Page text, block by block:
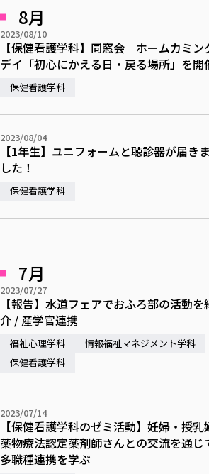
寄附の受け入れ
関連法人
教職員募集
役員・評議員一覧
キャンパス案内
公的資金等の不正使用の防止に関する基
研究活動における不正行為の防止等に関
大学広報誌「TFU Newsletter 東北福祉
初年次教育（リエゾンゼミⅠ）について
リエゾンゼミ・ナビ（テキスト等）
お役立ち情報（リンク集）
放射線モニタリング測定結果（国見キャ
中期事業計画
事業計画／財務・事業報告
大学評価
IR情報
学部・学科等設置計画履行状況報告書
保健看護学科
リハビリテーション学科
医療経営管理学科
情報福祉マネジメント学科
仏教専修科
大学院
大学院
総合福祉学研究科 社会福祉学専攻 博士
通信教育部
通信教育部
通信制大学院 総合福祉学研究科 福祉心
カリキュラム（学部・大学院）
学びの特徴
学びの特徴
ICT教育
実学臨床教育（総合福祉学部のみ履修可
教員紹介・業績
学びのサポート
学びのサポート
授業料減免・奨学金等
宿舎の紹介
学生生活サポート
オープンキャンパス
東北福祉大学のキャリアサポート
東北福祉大学のキャリアサポート
進路・就職支援
東北福祉大学のキャリア教育
採用ご担当者様へ
採用ご担当者様へ
単独学内説明会のご案内
在学生の方
在学生の方
資格取得報奨制度について
卒業生の方
卒業生の方
文化会・文化系サークル紹介
大学指定団体紹介
交換留学生 Exchange students
海外留学・研修
外国人在学生
Prospective Students
学生支援センター国際交流の活動
スタッフ紹介
社会
東北福祉大学の研究活動
共同研究等をご検討の皆様へ
東北福祉大学の紀要・リポジトリ
東北福祉大学の紀要・リポジトリ
教職研究
東北福祉大学オープンアクセス方針
産学・産学官連携
産学・産学官連携
社会貢献・地域連携活動
社会貢献・地域連携活動
各種社会貢献活動の窓口
伝承講座「311『伝える／備える』次世
JICA草の根技術協力事業
被災地の子ども支援活動
自治体・団体等との主な協定
自治体・団体等との主な協定
研究所について
研究者のご紹介
生涯教育・キャリア教育
月例TFU実学臨床研究セミナー
特別支援教育研究室
8月
2023/08/10
【保健看護学科】同窓会 ホームカミン
デイ「初心にかえる日・戻る場所」を開
保健看護学科
2023/08/04
【1年生】ユニフォームと聴診器が届きま
した！
保健看護学科
7月
2023/07/27
【報告】水道フェアでおふろ部の活動を
介 / 産学官連携
福祉心理学科
情報福祉マネジメント学科
保健看護学科
2023/07/14
【保健看護学科のゼミ活動】妊婦・授乳
薬物療法認定薬剤師さんとの交流を通じ
多職種連携を学ぶ